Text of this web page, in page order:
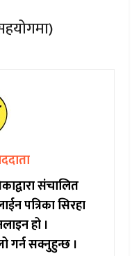
संचालित
पत्रिका सिरहा
हो ।
गर्न सक्नुहुन्छ ।